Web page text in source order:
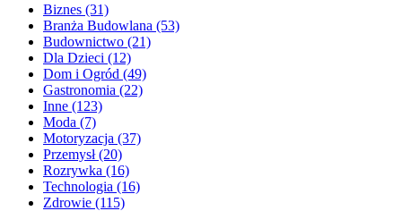
Biznes (31)
Branża Budowlana (53)
Budownictwo (21)
Dla Dzieci (12)
Dom i Ogród (49)
Gastronomia (22)
Inne (123)
Moda (7)
Motoryzacja (37)
Przemysł (20)
Rozrywka (16)
Technologia (16)
Zdrowie (115)